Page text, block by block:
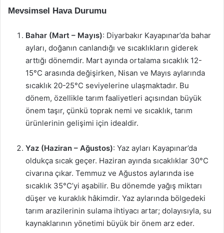
Mevsimsel Hava Durumu
Bahar (Mart – Mayıs): Diyarbakır Kayapınar’da bahar
ayları, doğanın canlandığı ve sıcaklıkların giderek
arttığı dönemdir. Mart ayında ortalama sıcaklık 12-
15°C arasında değişirken, Nisan ve Mayıs aylarında
sıcaklık 20-25°C seviyelerine ulaşmaktadır. Bu
dönem, özellikle tarım faaliyetleri açısından büyük
önem taşır, çünkü toprak nemi ve sıcaklık, tarım
ürünlerinin gelişimi için idealdir.
Yaz (Haziran – Ağustos): Yaz ayları Kayapınar’da
oldukça sıcak geçer. Haziran ayında sıcaklıklar 30°C
civarına çıkar. Temmuz ve Ağustos aylarında ise
sıcaklık 35°C’yi aşabilir. Bu dönemde yağış miktarı
düşer ve kuraklık hâkimdir. Yaz aylarında bölgedeki
tarım arazilerinin sulama ihtiyacı artar; dolayısıyla, su
kaynaklarının yönetimi büyük bir önem arz eder.